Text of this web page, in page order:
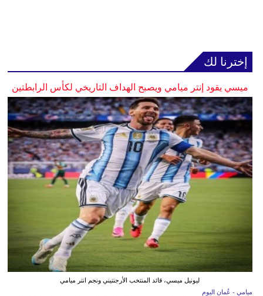
إخترنا لك
ميسي يقود إنتر ميامي ويصبح الهداف التاريخي لكأس الرابطتين
ليونيل ميسي، قائد المنتخب الأرجنتيني ونجم انتر ميامي
ميامي - عُمان اليوم